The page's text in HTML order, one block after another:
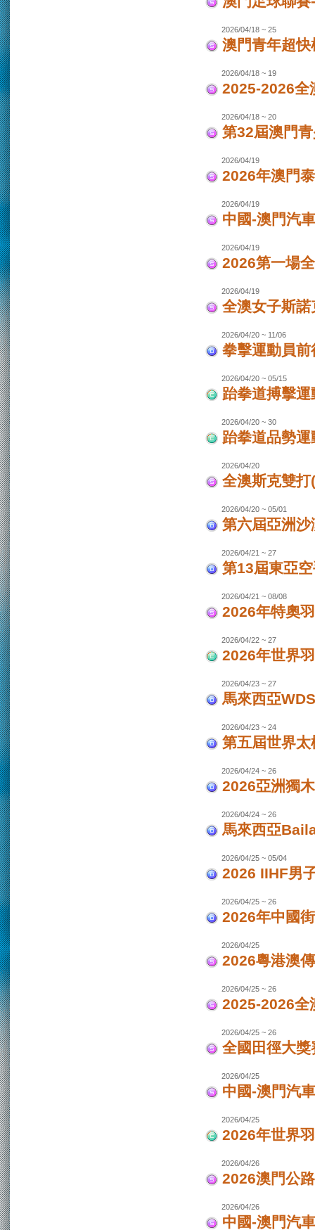
2026/04/18 ~ 25
澳門青年超快
2026/04/18 ~ 19
2025-2026全
2026/04/18 ~ 20
第32屆澳門
2026/04/19
2026年澳門
2026/04/19
中國-澳門汽
2026/04/19
2026第一場
2026/04/19
全澳女子斯諾
2026/04/20 ~ 11/06
拳擊運動員
2026/04/20 ~ 05/15
跆拳道搏擊
2026/04/20 ~ 30
跆拳道品勢
2026/04/20
全澳斯克雙
2026/04/20 ~ 05/01
第六屆亞洲
2026/04/21 ~ 27
第13屆東亞
2026/04/21 ~ 08/08
2026年特奧
2026/04/22 ~ 27
2026年世界
2026/04/23 ~ 27
馬來西亞
2026/04/23 ~ 24
第五屆世界
2026/04/24 ~ 26
2026亞洲獨
2026/04/24 ~ 26
馬來西亞
2026/04/25 ~ 05/04
2026 IIHF男
2026/04/25 ~ 26
2026年中國
2026/04/25
2026粵港澳
2026/04/25 ~ 26
2025-2026全
2026/04/25 ~ 26
全國田徑大獎
2026/04/25
中國-澳門汽
2026/04/25
2026年世界
2026/04/26
2026澳門公
2026/04/26
中國-澳門汽